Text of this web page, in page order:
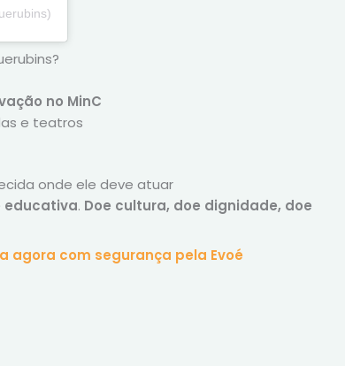
no MinC
e teatros
onde ele deve atuar
educativa. Doe cultura, doe dignidade, doe
agora com segurança pela Evoé